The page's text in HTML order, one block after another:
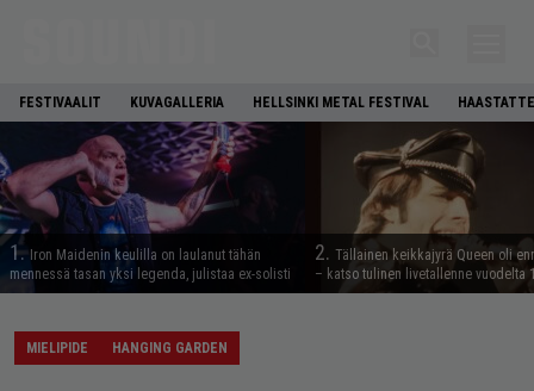
FESTIVAALIT KUVAGALLERIA HELLSINKI METAL FESTIVAL
1. Iron Maidenin keulilla on laulanut tähän
mennessä tasan yksi legenda, julistaa ex-solisti
2. Tällainen keikkajyrä Queen oli
– katso tulinen livetallenne vuodelta
MIELIPIDE HANGING GARDEN